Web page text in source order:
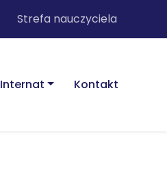
Strefa nauczyciela
Internat Kontakt